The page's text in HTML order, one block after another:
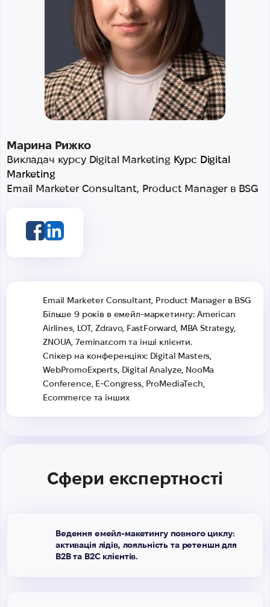
Марина Рижко
Викладач курсу Digital Marketing Курс Digital
Marketing
Email Marketer Consultant, Product Manager в BSG
Email Marketer Consultant, Product Manager в BSG
Більше 9 років в емейл-маркетингу: American
Airlines, LOT, Zdravo, FastForward, MBA Strategy,
ZNOUA, 7eminar.com та інші клієнти.
Спікер на конференціях: Digital Masters,
WebPromoExperts, Digital Analyze, NooMa
Conference, E-Congress, ProMediaTech,
Ecommerce та інших
Сфери експертності
Ведення емейл-макетингу повного циклу:
активація лідів, лояльність та ретеншн для
В2В та В2С клієнтів.